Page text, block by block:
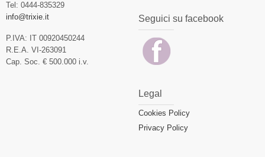
Tel: 0444-835329
info@trixie.it
P.IVA: IT 00920450244
R.E.A. VI-263091
Cap. Soc. € 500.000 i.v.
Seguici su facebook
Legal
Cookies Policy
Privacy Policy